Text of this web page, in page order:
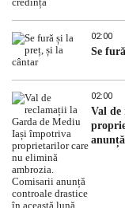
02:00
Se
02:00
Val de